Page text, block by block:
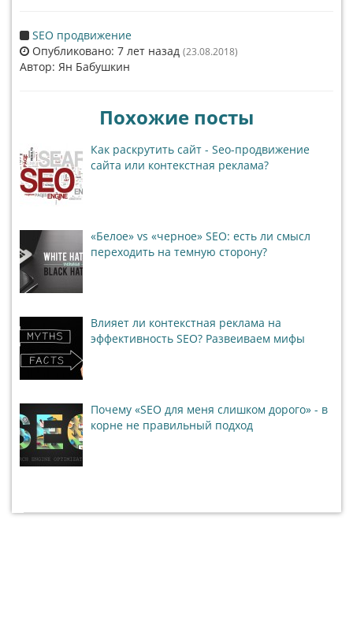
SEO продвижение
Опубликовано: 7 лет назад (23.08.2018)
Автор: Ян Бабушкин
Похожие посты
Как раскрутить сайт - Seo-продвижение
сайта или контекстная реклама?
«Белое» vs «черное» SEO: есть ли смысл
переходить на темную сторону?
Влияет ли контекстная реклама на
эффективность SEO? Развеиваем мифы
Почему «SEO для меня слишком дорого» - в
корне не правильный подход